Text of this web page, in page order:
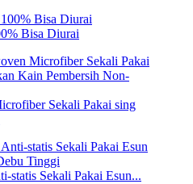
Bisa Diurai
Sekali Pakai sing
statis Sekali Pakai Esun...